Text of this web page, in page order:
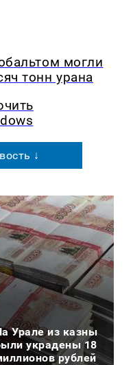
могли
тонн урана
↓
Урале из казны
украдены 18
рублей